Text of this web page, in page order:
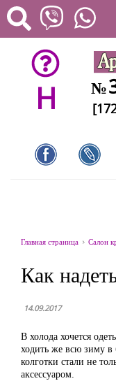
H №
Главная страница Салон
Как
14.09.2017
В холода хочется
ходить же всю зиму в
колготки стали не
аксессуаром.